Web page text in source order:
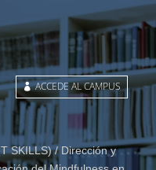
ACCEDE AL CAMPUS
SKILLS)/Dirección y